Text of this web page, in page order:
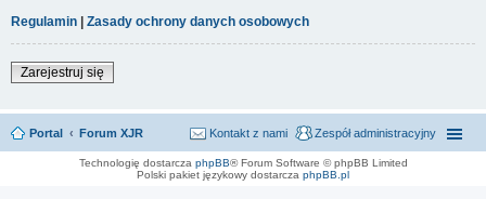
Regulamin
Zasady ochrony danych osobowych
Zarejestruj się
Portal Forum XJR Zespół administracyjny
Kontakt z nami
Technologię dostarcza phpBB® Forum Software © phpBB Limited
Polski pakiet językowy dostarcza phpBB.pl